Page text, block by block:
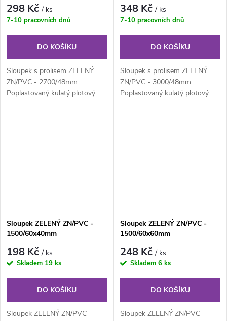
298 Kč/ ks
7-10 pracovních dnů
DO KOŠÍKU
Sloupek s prolisem ZELENÝ
ZN/PVC - 2700/48mm:
Poplastovaný kulatý plotový
sloupek s prolisem neboli s
348 Kč/ ks
7-10 pracovních dnů
DO KOŠÍKU
Sloupek s prolisem ZELENÝ
ZN/PVC - 3000/48mm:
Poplastovaný kulatý plotový
sloupek s prolisem neboli s
Sloupek ZELENÝ ZN/PVC -
1500/60x40mm
198 Kč/ ks
Skladem 19 ks
DO KOŠÍKU
Sloupek ZELENÝ ZN/PVC -
Sloupek ZELENÝ ZN/PVC -
1500/60x60mm
248 Kč/ ks
Skladem 6 ks
DO KOŠÍKU
Sloupek ZELENÝ ZN/PVC -